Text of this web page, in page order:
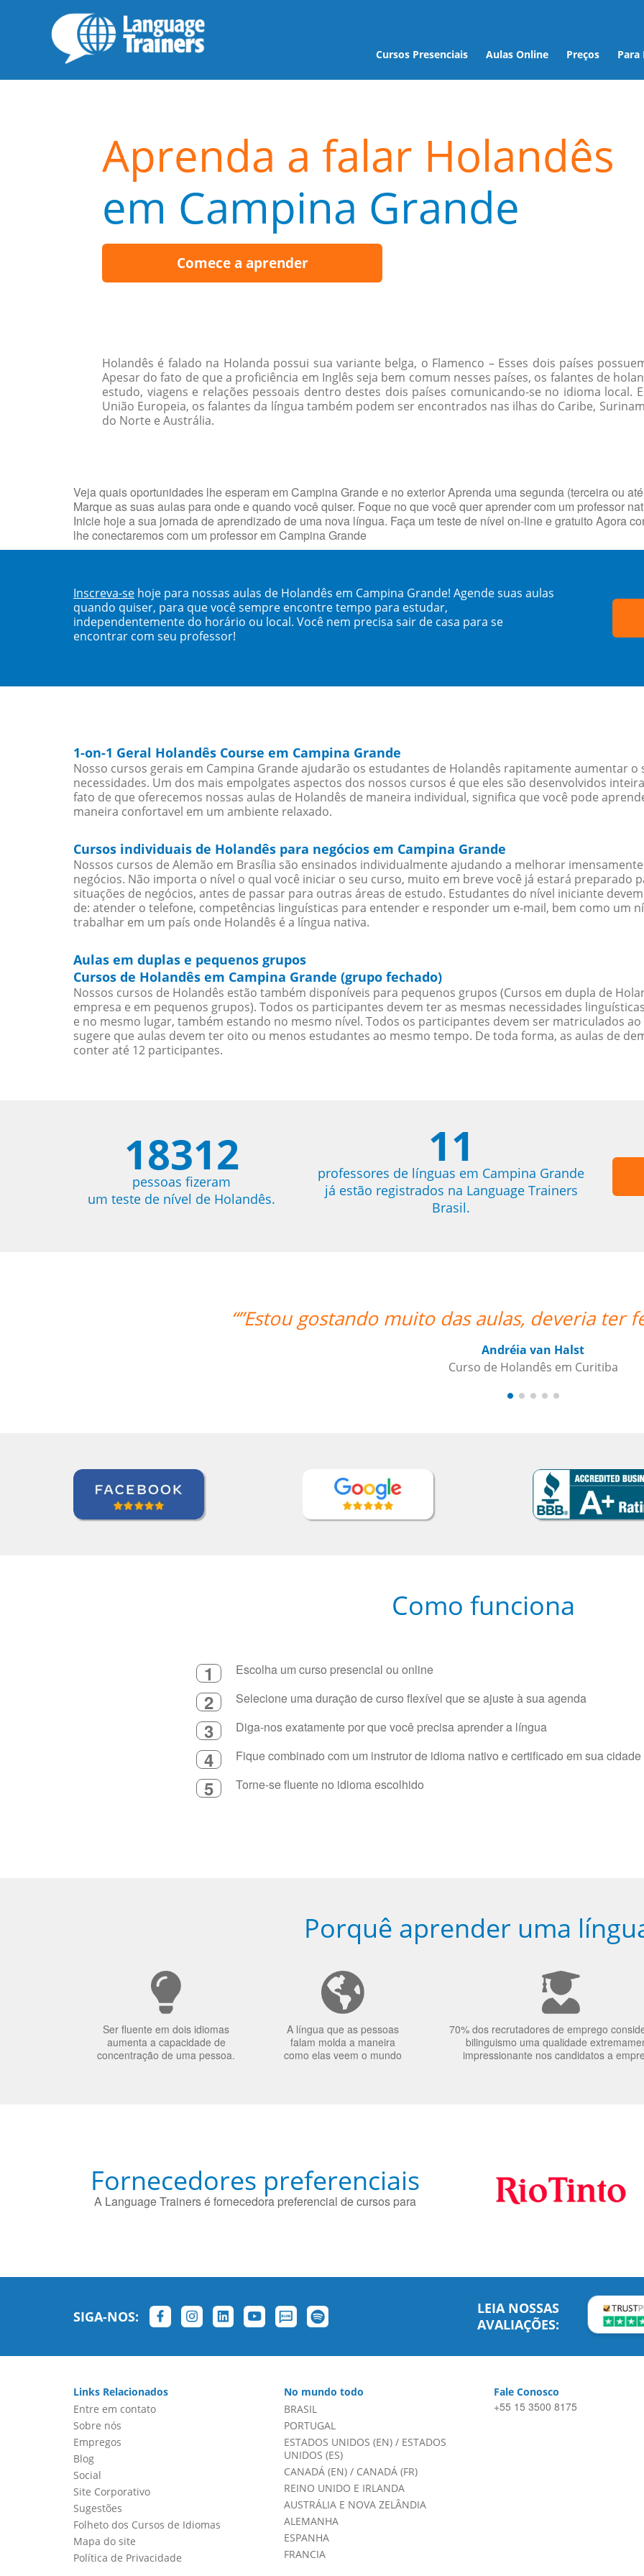
Cursos Presenciais Aulas Online Preços Para
Aprenda a falar Holandês
em Campina Grande
Comece a aprender
Holandês é falado na Holanda possui sua variante belga, o Flamenco – Esses dois países
Apesar do fato de que a proficiência em Inglês seja bem comum nesses países, os falantes de
estudo, viagens e relações pessoais dentro destes dois países comunicando-se no idioma local.
União Europeia, os falantes da língua também podem ser encontrados nas ilhas do Caribe,
do Norte e Austrália.
Veja quais oportunidades lhe esperam em Campina Grande e no exterior Aprenda uma segunda (terceira ou
Marque as suas aulas para onde e quando você quiser. Foque no que você quer aprender com um professor
Inicie hoje a sua jornada de aprendizado de uma nova língua. Faça um teste de nível on-line e gratuito Agora
lhe conectaremos com um professor em Campina Grande
Inscreva-se hoje para nossas aulas de Holandês em Campina Grande! Agende suas aulas
quando quiser, para que você sempre encontre tempo para estudar,
independentemente do horário ou local. Você nem precisa sair de casa para se
encontrar com seu professor!
1-on-1 Geral Holandês Course em Campina Grande
Nosso cursos gerais em Campina Grande ajudarão os estudantes de Holandês rapitamente aumentar o
necessidades. Um dos mais empolgates aspectos dos nossos cursos é que eles são desenvolvidos
fato de que oferecemos nossas aulas de Holandês de maneira individual, significa que você pode
maneira confortavel em um ambiente relaxado.
Cursos individuais de Holandês para negócios em Campina Grande
Nossos cursos de Alemão em Brasília são ensinados individualmente ajudando a melhorar
negócios. Não importa o nível o qual você iniciar o seu curso, muito em breve você já estará preparado
situações de negócios, antes de passar para outras áreas de estudo. Estudantes do nível iniciante
de: atender o telefone, competências linguísticas para entender e responder um e-mail, bem como um
trabalhar em um país onde Holandês é a língua nativa.
Aulas em duplas e pequenos grupos
Cursos de Holandês em Campina Grande (grupo fechado)
Nossos cursos de Holandês estão também disponíveis para pequenos grupos (Cursos em dupla de
empresa e em pequenos grupos). Todos os participantes devem ter as mesmas necessidades
e no mesmo lugar, também estando no mesmo nível. Todos os participantes devem ser matriculados
sugere que aulas devem ter oito ou menos estudantes ao mesmo tempo. De toda forma, as aulas de
conter até 12 participantes.
18312
pessoas fizeram
um teste de nível de Holandês.
11
professores de línguas em Campina Grande
já estão registrados na Language Trainers
Brasil.
muito das aulas, deveria ter feito antes via online!!””
Como funciona
1 Escolha um curso presencial ou online
2 Selecione uma duração de curso flexível que se ajuste à sua agenda
3 Diga-nos exatamente por que você precisa aprender a língua
4 Fique combinado com um instrutor de idioma nativo e certificado em sua
5 Torne-se fluente no idioma escolhido
Porquê aprender uma
Ser fluente em dois idiomas
aumenta a capacidade de
concentração de uma pessoa.
A língua que as pessoas
falam molda a maneira
como elas veem o mundo
70% dos recrutadores de emprego
bilinguismo uma qualidade
impressionante nos candidatos a
Fornecedores preferenciais
A Language Trainers é fornecedora preferencial de cursos para
SIGA-NOS:
LEIA NOSSAS
AVALIAÇÕES:
Links Relacionados
Entre em contato
Sobre nós
Empregos
Blog
Social
Site Corporativo
Sugestões
Folheto dos Cursos de Idiomas
Mapa do site
Política de Privacidade
No mundo todo
BRASIL
PORTUGAL
ESTADOS UNIDOS (EN)/ ESTADOS
UNIDOS (ES)
CANADÁ (EN)/ CANADÁ (FR)
REINO UNIDO E IRLANDA
AUSTRÁLIA E NOVA ZELÂNDIA
ALEMANHA
ESPANHA
FRANCIA
Fale Conosco
+55 15 3500 8175